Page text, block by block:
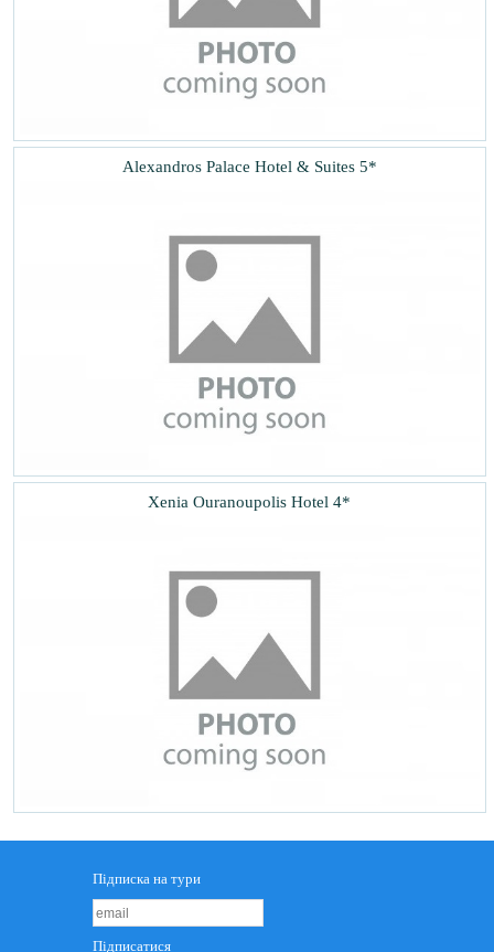
Alexandros Palace Hotel & Suites 5*
Xenia Ouranoupolis Hotel 4*